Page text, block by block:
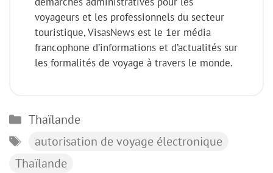
voyageurs et les professionnels du secteur
touristique, VisasNews est le 1er média
francophone d’informations et d’actualités sur
les formalités de voyage à travers le monde.
Catégories
Thaïlande
Étiquettes
autorisation de voyage électronique
Thaïlande